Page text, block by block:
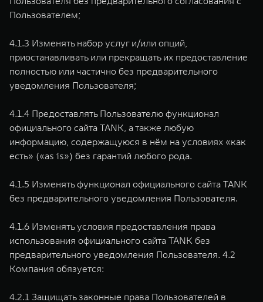
Пользователем;
4.1.3 Изменять набор услуг и/или опций,
приостанавливать или прекращать их предоставление
полностью или частично без предварительного
уведомления Пользователя;
4.1.4 Предоставлять Пользователю функционал
официального сайта TANK, а также любую
информацию, содержащуюся в нём на условиях «как
есть» («as is») без гарантий любого рода.
4.1.5 Изменять функционал официального сайта TANK
без предварительного уведомления Пользователя.
4.1.6 Изменять условия предоставления права
использования официального сайта TANK без
предварительного уведомления Пользователя. 4.2
Компания обязуется:
4.2.1 Защищать законные права Пользователей в